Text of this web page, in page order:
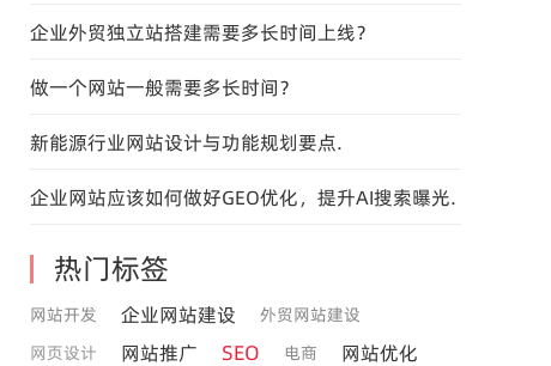
企业外贸独立站搭建需要多长时间上线？
做一个网站一般需要多长时间？
新能源行业网站设计与功能规划要点.
企业网站应该如何做好GEO优化，提升AI搜索曝光.
热门标签
网站开发 企业网站建设
外贸网站建设
网页设计
网站推广 SEO 电商 网站优化